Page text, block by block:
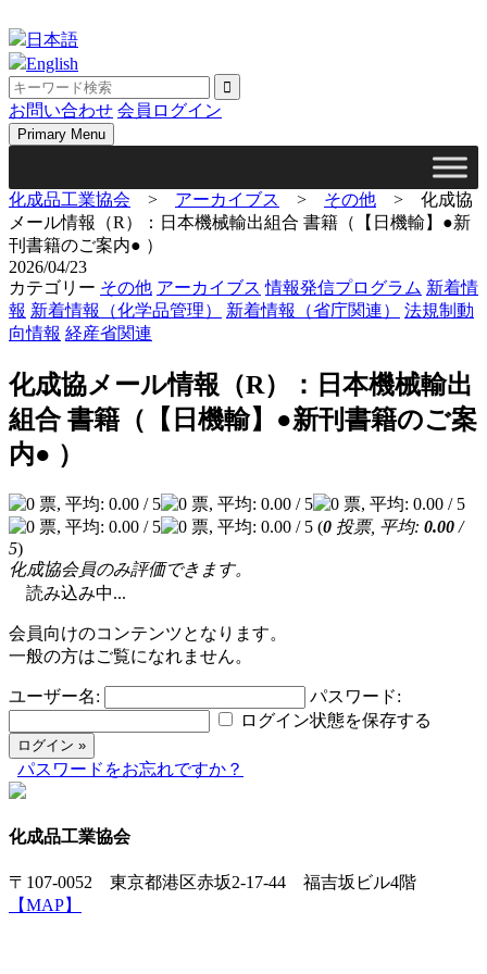
to
content
日本語
English
お問い合わせ 会員ログイン
Primary Menu
化成品工業協会 > アーカイブス > その他 > 化成協
メール情報（R）：日本機械輸出組合 書籍（【日機輸】●新
刊書籍のご案内● ）
2026/04/23
カテゴリー その他 アーカイブス 情報発信プログラム 新着情
報 新着情報（化学品管理） 新着情報（省庁関連）
法規制動
向情報 経産省関連
化成協メール情報（R）：日本機械輸出
組合 書籍（【日機輸】●新刊書籍のご案
内● ）
(0 投票, 平均: 0.00 /
5)
化成協会員のみ評価できます。
読み込み中...
会員向けのコンテンツとなります。
一般の方はご覧になれません。
ユーザー名:
パスワード:
ログイン状態を保存する
パスワードをお忘れですか？
化成品工業協会
〒107-0052 東京都港区赤坂2-17-44 福吉坂ビル4階
【MAP】